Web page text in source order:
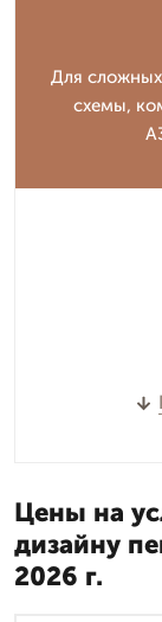
Для
схемы,
Цены на
дизайну
2026 г.